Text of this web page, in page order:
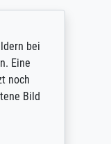
die
Die